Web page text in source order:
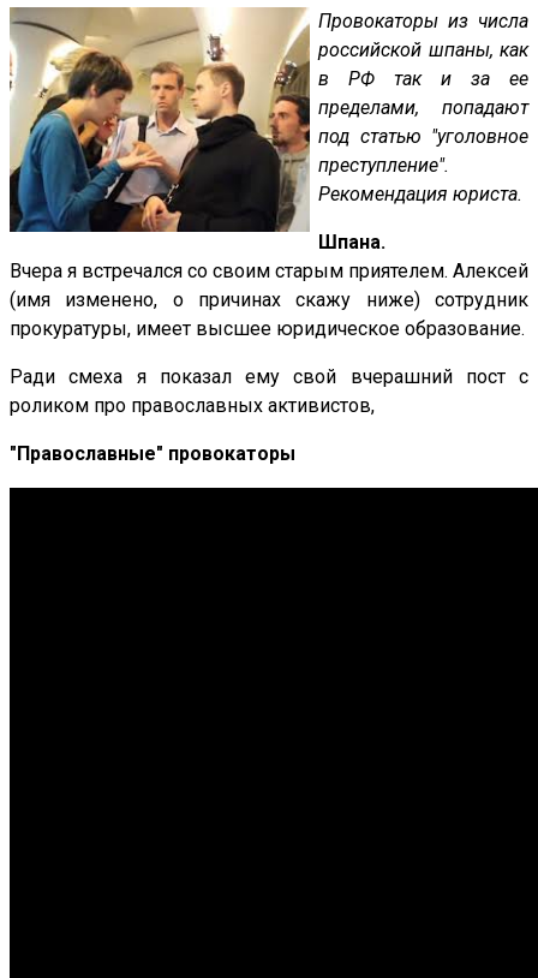
Провокаторы из числа
российской шпаны, как
в РФ так и за ее
пределами, попадают
под статью "уголовное
преступление".
Рекомендация юриста.
Шпана.
Вчера я встречался со своим старым приятелем. Алексей
(имя изменено, о причинах скажу ниже) сотрудник
прокуратуры, имеет высшее юридическое образование.
Ради смеха я показал ему свой вчерашний пост с
роликом про православных активистов,
"Православные" провокаторы